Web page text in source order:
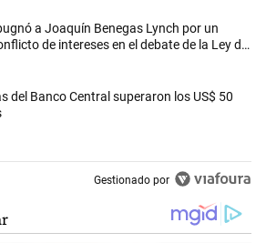
artículos con más comentarios en los
con el título "Di Tullio impugnó a Joaquín
a Joaquín Benegas Lynch por un
de intereses en el debate de la Ley de
con el título "Las reservas del Banco Central
del Banco Central superaron los US$ 50
Gestionado por